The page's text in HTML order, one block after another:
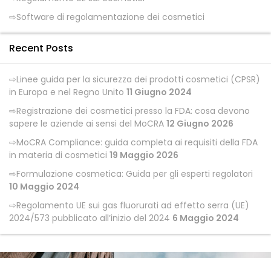
Software di regolamentazione dei cosmetici
Recent Posts
Linee guida per la sicurezza dei prodotti cosmetici (CPSR)
in Europa e nel Regno Unito 11 Giugno 2024
Registrazione dei cosmetici presso la FDA: cosa devono
sapere le aziende ai sensi del MoCRA 12 Giugno 2026
MoCRA Compliance: guida completa ai requisiti della FDA
in materia di cosmetici 19 Maggio 2026
Formulazione cosmetica: Guida per gli esperti regolatori
10 Maggio 2024
Regolamento UE sui gas fluorurati ad effetto serra (UE)
2024/573 pubblicato all’inizio del 2024 6 Maggio 2024